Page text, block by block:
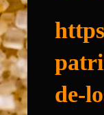
de-